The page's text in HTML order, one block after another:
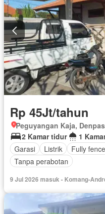
Rp 45Jt/tahun
Peguyangan Kaja,
2 Kamar tidur
1
Garasi
Listrik Fully
Tanpa perabotan
9 Jul 2026 masuk - Komang-